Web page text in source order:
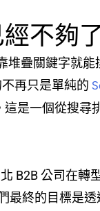
不夠
堆疊關鍵字就能
不再只是單純的
這是一個從搜尋
B2B 公司在轉
最終的目標是